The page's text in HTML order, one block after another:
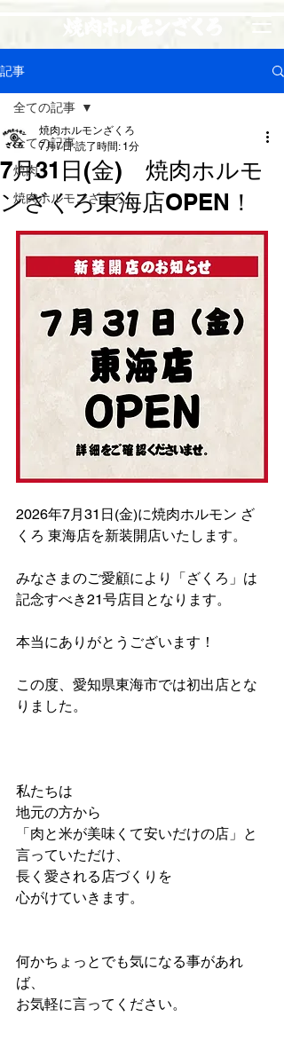
記事
全ての記事
焼肉
焼肉ホルモンざくろ
全ての記事
7月31日(金) 焼肉ホルモ
ンざくろ東海店OPEN！
焼肉ホルモンざくろ
7月7日 読了時間: 1分
2026年7月31日(金)に焼肉ホルモン ざ
くろ 東海店を新装開店いたします。
みなさまのご愛顧により「ざくろ」は
記念すべき21号店目となります。
本当にありがとうございます！
この度、愛知県東海市では初出店とな
りました。
私たちは
地元の方から
「肉と米が美味くて安いだけの店」と
言っていただけ、
長く愛される店づくりを
心がけていきます。
何かちょっとでも気になる事があれ
ば、
お気軽に言ってください。